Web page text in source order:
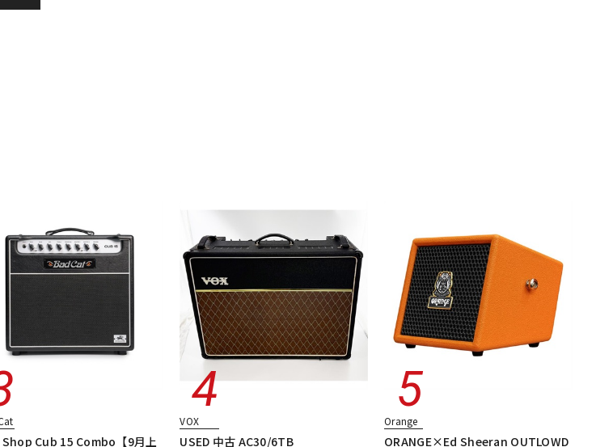
Cub 15 Combo【9月上
VOX
USED 中古 AC30/6TB
Orange
ORANGE×Ed Sheeran OUTLOWD